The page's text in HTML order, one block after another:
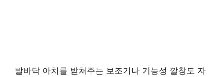
발바닥 아치를 받쳐주는 보조기나 기능성 깔창도 자